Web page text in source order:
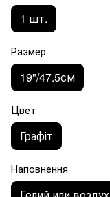
1 шт.
Размер
19"/47.5см
Цвет
Графіт
Наповнення